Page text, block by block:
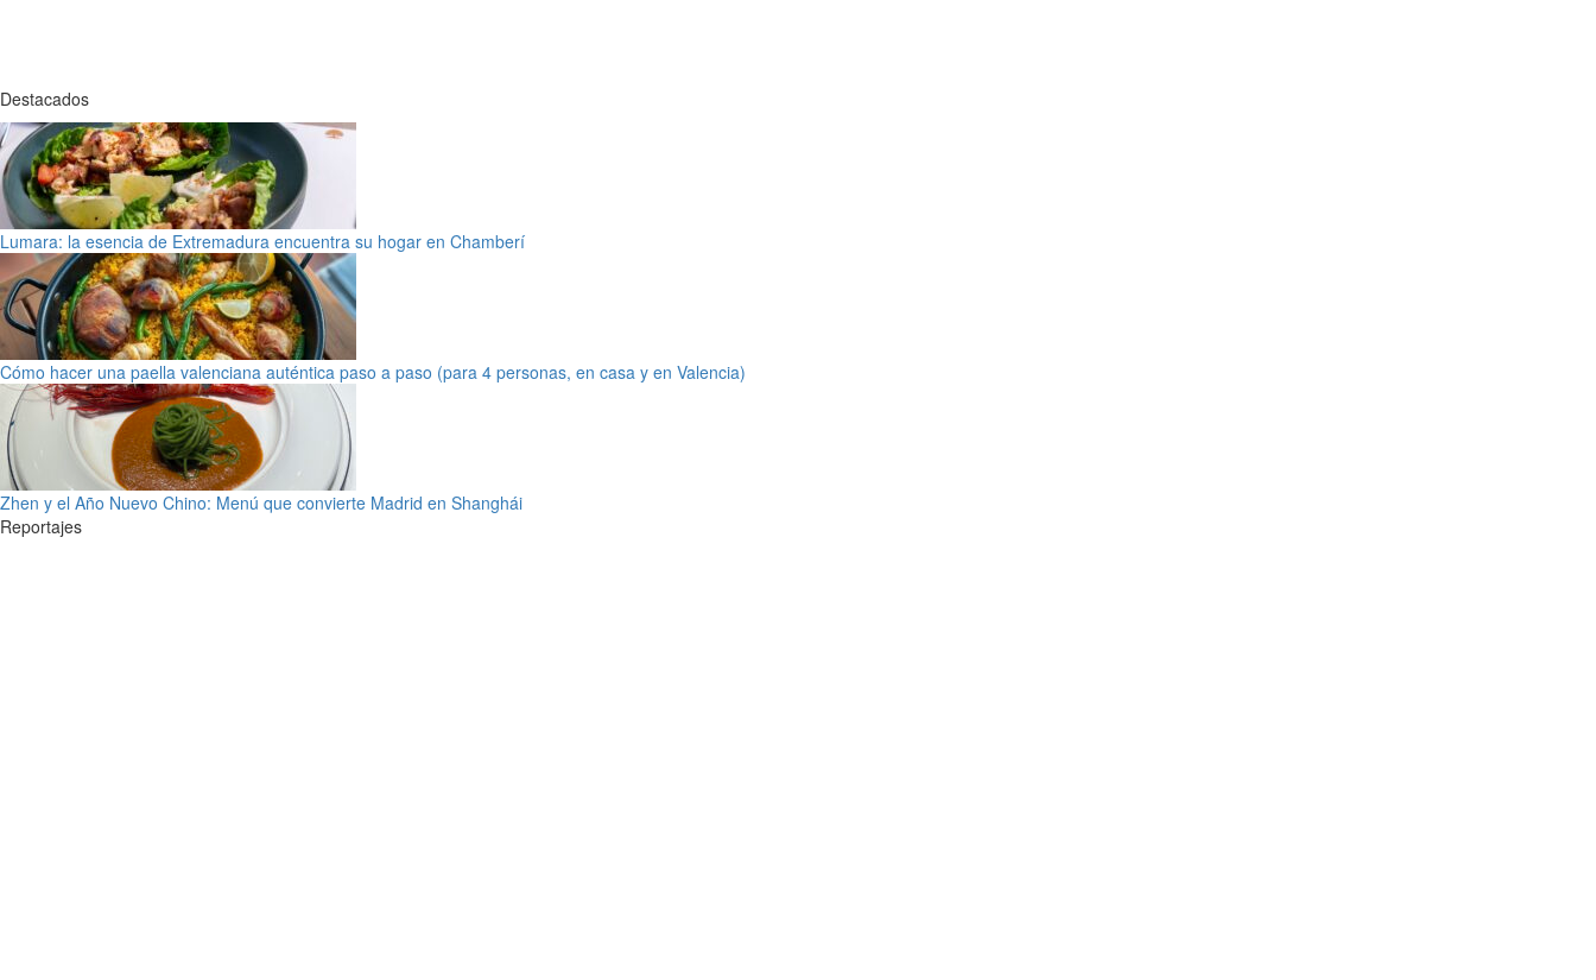
Destacados
Lumara: la esencia de Extremadura encuentra su hogar en Chamberí
Cómo hacer una paella valenciana auténtica paso a paso (para 4 personas, en casa y en Valencia)
Zhen y el Año Nuevo Chino: Menú que convierte Madrid en Shanghái
Reportajes